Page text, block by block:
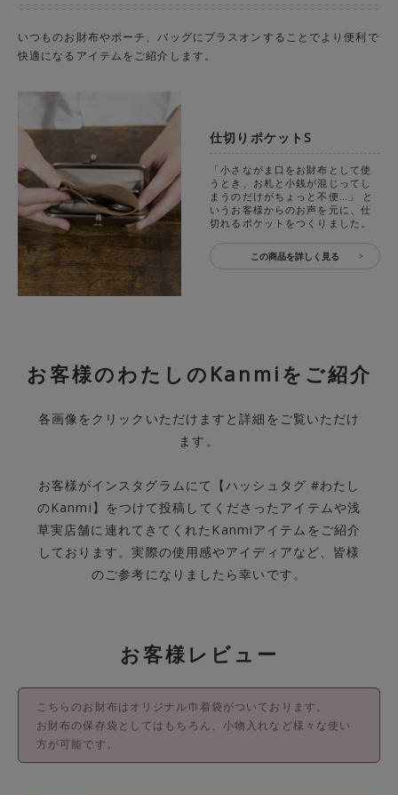
いつものお財布やポーチ、バッグにプラスオンすることでより便利で
快適になるアイテムをご紹介します。
仕切りポケットS
「小さながま口をお財布として使
うとき、お札と小銭が混じってし
まうのだけがちょっと不便…」 と
いうお客様からのお声を元に、仕
切れるポケットをつくりました。
この商品を詳しく見る
お客様のわたしのKanmiをご紹介
各画像をクリックいただけますと詳細をご覧いただけ
ます。
お客様がインスタグラムにて【ハッシュタグ #わたし
のKanmi】をつけて投稿してくださったアイテムや浅
草実店舗に連れてきてくれたKanmiアイテムをご紹介
しております。実際の使用感やアイディアなど、皆様
のご参考になりましたら幸いです。
お客様レビュー
こちらのお財布はオリジナル巾着袋がついております。
お財布の保存袋としてはもちろん、小物入れなど様々な使い
方が可能です。